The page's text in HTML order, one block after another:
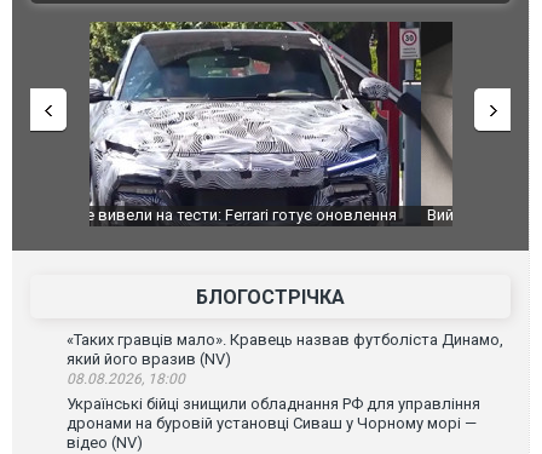
Вийшов трейлер нової екранізації легендарного
БЛОГОСТРІЧКА
«Таких гравців мало». Кравець назвав футболіста Динамо,
який його вразив (NV)
08.08.2026, 18:00
Українські бійці знищили обладнання РФ для управління
дронами на буровій установці Сиваш у Чорному морі —
відео (NV)